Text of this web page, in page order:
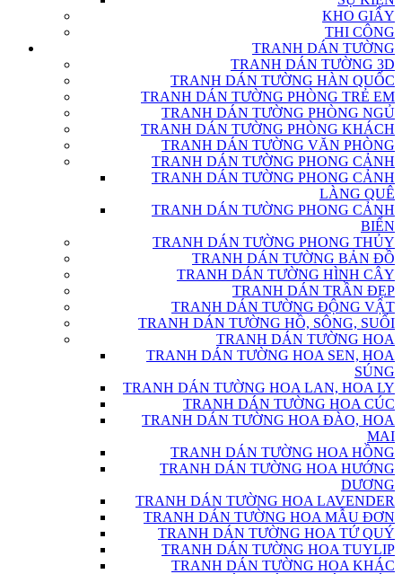
KHO GIẤY
THI CÔNG
TRANH DÁN TƯỜNG
TRANH DÁN TƯỜNG 3D
TRANH DÁN TƯỜNG HÀN QUỐC
TRANH DÁN TƯỜNG PHÒNG TRẺ EM
TRANH DÁN TƯỜNG PHÒNG NGỦ
TRANH DÁN TƯỜNG PHÒNG KHÁCH
TRANH DÁN TƯỜNG VĂN PHÒNG
TRANH DÁN TƯỜNG PHONG CẢNH
TRANH DÁN TƯỜNG PHONG CẢNH
LÀNG QUÊ
TRANH DÁN TƯỜNG PHONG CẢNH
BIỂN
TRANH DÁN TƯỜNG PHONG THỦY
TRANH DÁN TƯỜNG BẢN ĐỒ
TRANH DÁN TƯỜNG HÌNH CÂY
TRANH DÁN TRẦN ĐẸP
TRANH DÁN TƯỜNG ĐỘNG VẬT
TRANH DÁN TƯỜNG HỒ, SÔNG, SUỐI
TRANH DÁN TƯỜNG HOA
TRANH DÁN TƯỜNG HOA SEN, HOA
SÚNG
TRANH DÁN TƯỜNG HOA LAN, HOA LY
TRANH DÁN TƯỜNG HOA CÚC
TRANH DÁN TƯỜNG HOA ĐÀO, HOA
MAI
TRANH DÁN TƯỜNG HOA HỒNG
TRANH DÁN TƯỜNG HOA HƯỚNG
DƯƠNG
TRANH DÁN TƯỜNG HOA LAVENDER
TRANH DÁN TƯỜNG HOA MẪU ĐƠN
TRANH DÁN TƯỜNG HOA TỨ QUÝ
TRANH DÁN TƯỜNG HOA TUYLIP
TRANH DÁN TƯỜNG HOA KHÁC